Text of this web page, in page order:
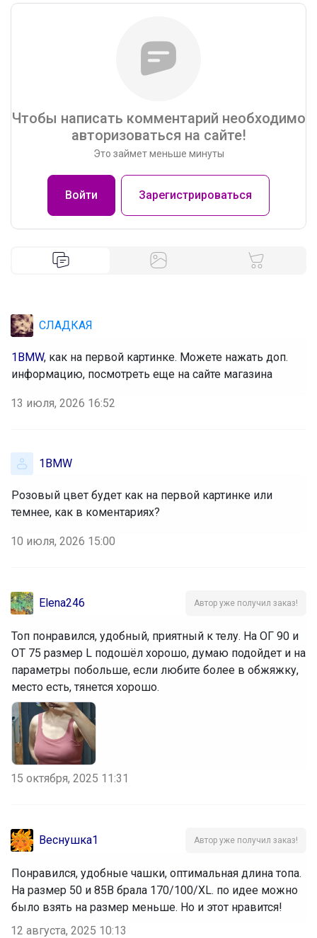
Чтобы написать комментарий необходимо
авторизоваться на сайте!
Это займет меньше минуты
Войти Зарегистрироваться
СЛАДКАЯ
1BMW, как на первой картинке. Можете нажать доп.
информацию, посмотреть еще на сайте магазина
13 июля, 2026 16:52
1BMW
Розовый цвет будет как на первой картинке или
темнее, как в коментариях?
10 июля, 2026 15:00
Elena246 Автор уже получил заказ!
Топ понравился, удобный, приятный к телу. На ОГ 90 и
ОТ 75 размер L подошёл хорошо, думаю подойдет и на
параметры побольше, если любите более в обжяжку,
место есть, тянется хорошо.
15 октября, 2025 11:31
Веснушка1 Автор уже получил заказ!
Понравился, удобные чашки, оптимальная длина топа.
На размер 50 и 85В брала 170/100/XL. по идее можно
было взять на размер меньше. Но и этот нравится!
12 августа, 2025 10:13